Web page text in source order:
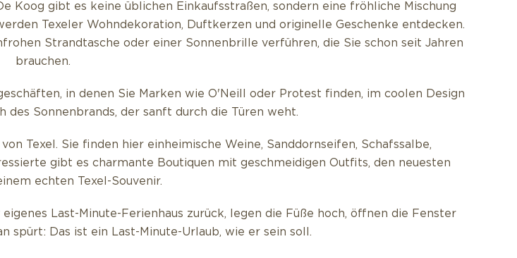
Koog gibt es keine üblichen Einkaufsstraßen, sondern eine fröhliche Mischung
Texeler Wohndekoration, Duftkerzen und originelle Geschenke entdecken.
Strandtasche oder einer Sonnenbrille verführen, die Sie schon seit Jahren
brauchen.
in denen Sie Marken wie O'Neill oder Protest finden, im coolen Design
des Sonnenbrands, der sanft durch die Türen weht.
Texel. Sie finden hier einheimische Weine, Sanddornseifen, Schafssalbe,
gibt es charmante Boutiquen mit geschmeidigen Outfits, den neuesten
echten Texel-Souvenir.
Last-Minute-Ferienhaus zurück, legen die Füße hoch, öffnen die Fenster
spürt: Das ist ein Last-Minute-Urlaub, wie er sein soll.